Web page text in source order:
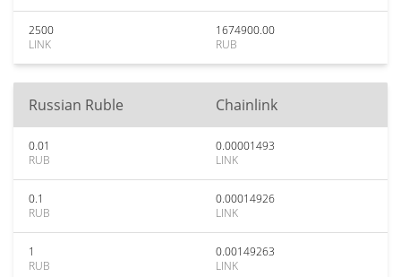
2500
LINK
1674900.00
RUB
Russian Ruble Chainlink
0.01
RUB
0.00001493
LINK
0.1
RUB
0.00014926
LINK
1
RUB
0.00149263
LINK